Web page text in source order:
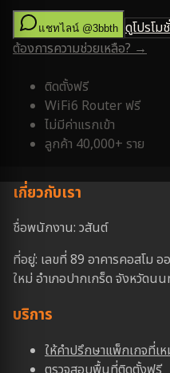
แชทไลน์ @3bbth ดูโปรโม
ต้องการความช่วยเหลือ? →
ติดตั้งฟรี
WiFi6 Router ฟรี
ไม่มีค่าแรกเข้า
ลูกค้า 40,000+ ราย
เกี่ยวกับเรา
ชื่อพนักงาน: วสันต์
ที่อยู่: เลขที่ 89 อาคารคอสโม
ใหม่ อำเภอปากเกร็ด จังหวัดน
บริการ
ให้คำปรึกษาแพ็กเกจที่เ